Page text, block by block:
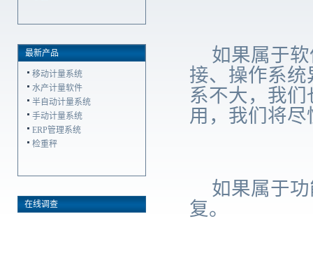
最新产品
移动计量系统
水产计量软件
半自动计量系统
手动计量系统
ERP管理系统
检重秤
在线调查
如果属于
接、操作系
系不大，我
用，我们将
如果属于
复。